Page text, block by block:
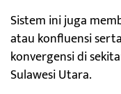
Sistem ini juga
atau konfluensi
konvergensi di
Sulawesi Utara.